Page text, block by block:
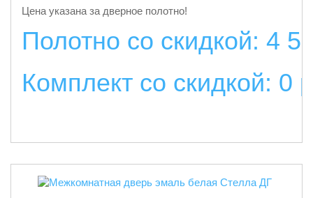
Цена указана за дверное полотно!
Полотно со скидкой: 4
Комплект со скидкой: 0